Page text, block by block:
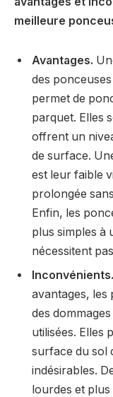
meilleure
Avantages.
des
permet de
parquet. Elles
offrent un
de surface.
est leur faible
prolongée
Enfin, les
plus simples à
nécessitent
Inconvénients.
avantages, les
des
utilisées. Elles
surface du sol
indésirables.
lourdes et plus